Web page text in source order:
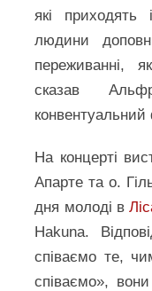
які
людини
переживанні,
сказав
На концерті
Апарте та о.
дня молоді в
Hakuna.
співаємо те,
співаємо»,